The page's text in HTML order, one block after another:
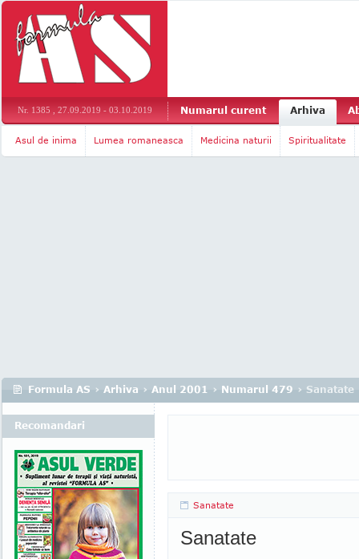
Nr. 1385 , 27.09.2019 - 03.10.2019 Numarul curent Arhiva
Asul de inima Lumea romaneasca Medicina naturii Spiritualitate
Formula AS › Arhiva › Anul 2001 › Numarul 479 › Sanatate
Sanatate
Sanatate
Recomandari